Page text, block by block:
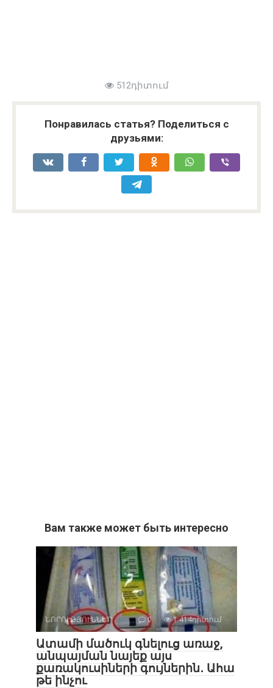
512դիտում
Понравилась статья? Поделиться с
друзьями:
Вам также может быть интересно
ՆՈՐՈՒԹՅՈՒՆՆԵՐ 0 1 414դիտում
Ատամի մածուկ գնելուց առաջ,
անպայման նայեք այս
քառակուսիների գույներին․ Ահա
թե ինչու